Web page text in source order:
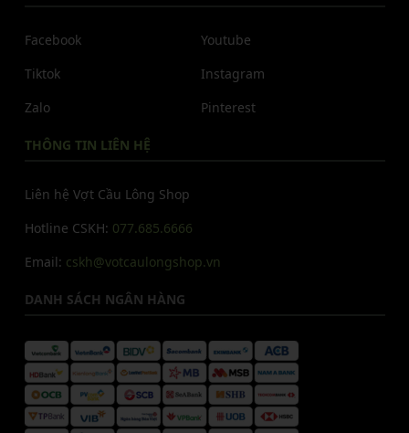
Facebook
Tiktok
Zalo
Youtube
Instagram
Pinterest
THÔNG TIN LIÊN HỆ
Liên hệ Vợt Cầu Lông Shop
Hotline CSKH: 077.685.6666
Email: cskh@votcaulongshop.vn
DANH SÁCH NGÂN HÀNG